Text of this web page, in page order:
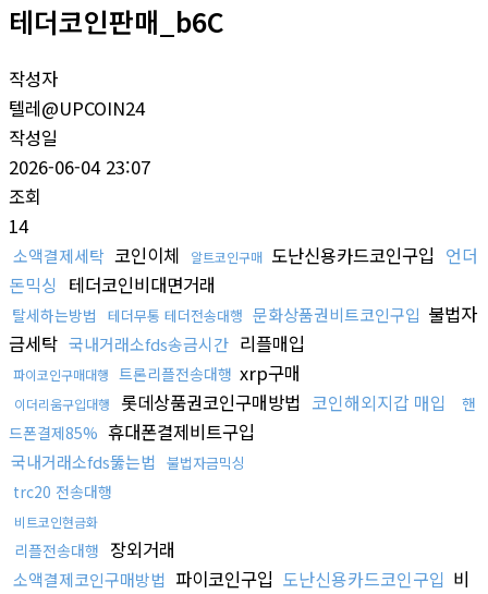
테더코인판매_b6C
작성자
텔레@UPCOIN24
작성일
2026-06-04 23:07
조회
14
소액결제세탁 코인이체 알트코인구매 도난신용카드코인구입 언더
돈믹싱 테더코인비대면거래
탈세하는방법 테더무통 테더전송대행 문화상품권비트코인구입 불법자
금세탁 국내거래소fds송금시간 리플매입
파이코인구매대행 트론리플전송대행 xrp구매
이더리움구입대행 롯데상품권코인구매방법 코인해외지갑 매입
핸
드폰결제85% 휴대폰결제비트구입
국내거래소fds뚫는법 불법자금믹싱
trc20 전송대행
비트코인현금화
리플전송대행 장외거래
소액결제코인구매방법 파이코인구입 도난신용카드코인구입 비